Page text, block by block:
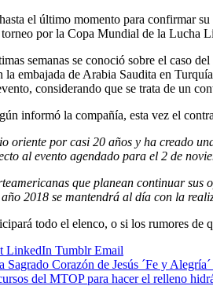
el último momento para confirmar
por la Copa Mundial de la Lucha
semanas se conoció sobre el caso
la embajada de Arabia Saudita en
considerando que se trata de un
informó la compañía, esta vez el
oriente por casi 20 años y ha creado
al evento agendado para el 2 de
que planean continuar
2018 se mantendrá al día con la
todo el elenco, o si los rumores
LinkedIn Tumblr Email
Sagrado Corazón de Jesús ´Fe y
del MTOP para hacer el relleno